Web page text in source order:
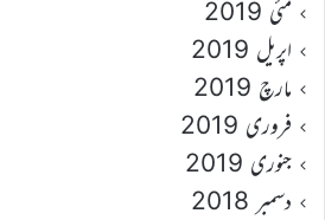
مئی 2019
اپریل 2019
مارچ 2019
فروری 2019
جنوری 2019
دسمبر 2018